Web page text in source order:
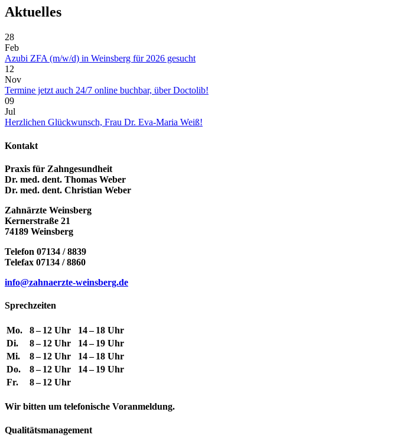
Aktuelles
28
Feb
Azubi ZFA (m/w/d) in Weinsberg für 2026 gesucht
12
Nov
Termine jetzt auch 24/7 online buchbar, über Doctolib!
09
Jul
Herzlichen Glückwunsch, Frau Dr. Eva-Maria Weiß!
Kontakt
Praxis für Zahngesundheit
Dr. med. dent. Thomas Weber
Dr. med. dent. Christian Weber
Zahnärzte Weinsberg
Kernerstraße 21
74189 Weinsberg
Telefon 07134 / 8839
Telefax 07134 / 8860
info@zahnaerzte-weinsberg.de
Sprechzeiten
Mo. 8 – 12 Uhr
14 – 18 Uhr
Di.
8 – 12 Uhr
14 – 19 Uhr
Mi.
8 – 12 Uhr
14 – 18 Uhr
Do.
8 – 12 Uhr
14 – 19 Uhr
Fr.
8 – 12 Uhr
Wir bitten um telefonische Voranmeldung.
Qualitätsmanagement